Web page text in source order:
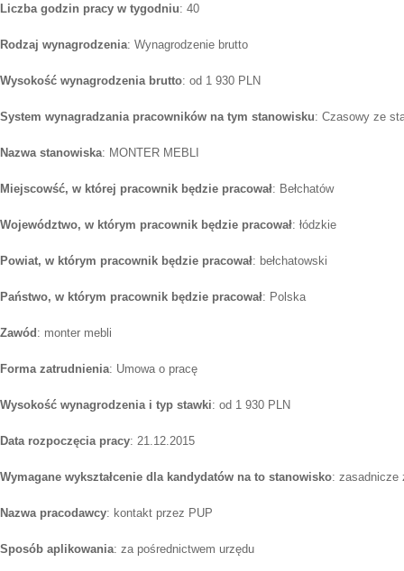
Liczba godzin pracy w tygodniu: 40
Rodzaj wynagrodzenia: Wynagrodzenie brutto
Wysokość wynagrodzenia brutto: od 1 930 PLN
System wynagradzania pracowników na tym stanowisku: Czasowy ze
Nazwa stanowiska: MONTER MEBLI
Miejscowść, w której pracownik będzie pracował: Bełchatów
Województwo, w którym pracownik będzie pracował: łódzkie
Powiat, w którym pracownik będzie pracował: bełchatowski
Państwo, w którym pracownik będzie pracował: Polska
Zawód: monter mebli
Forma zatrudnienia: Umowa o pracę
Wysokość wynagrodzenia i typ stawki: od 1 930 PLN
Data rozpoczęcia pracy: 21.12.2015
Wymagane wykształcenie dla kandydatów na to stanowisko: zasadnicze
Nazwa pracodawcy: kontakt przez PUP
Sposób aplikowania: za pośrednictwem urzędu